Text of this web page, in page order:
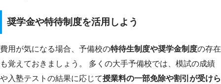
奨学金や特待制度を活用しよう
費用が気になる場合、予備校の特待生制度や奨学金制度の存在
も覚えておきましょう。 多くの大手予備校では、模試の成績
や入塾テストの結果に応じて授業料の一部免除や割引が受けら